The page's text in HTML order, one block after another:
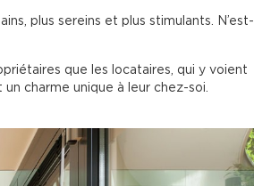
plus sereins et plus stimulants. N’est-
que les locataires, qui y voient
charme unique à leur chez-soi.